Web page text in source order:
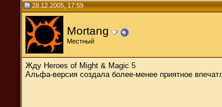
28.12.2005, 17:59
Mortang
Местный
Жду Heroes of Might & Magic 5
Альфа-версия создала более-менее приятное